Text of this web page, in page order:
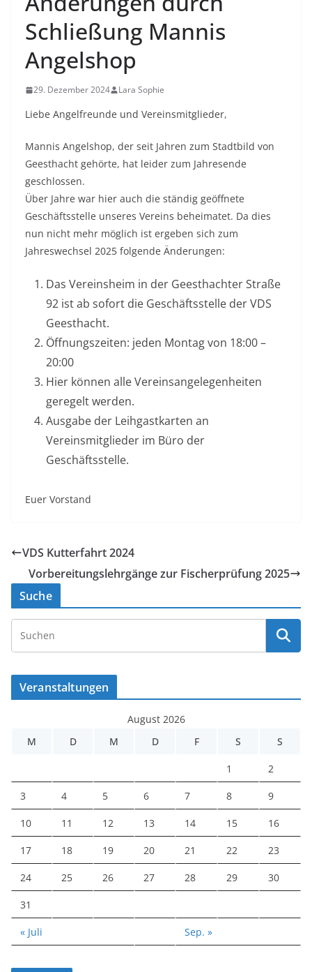
Schließung Mannis
Angelshop
29. Dezember 2024 Lara Sophie
Liebe Angelfreunde und Vereinsmitglieder,
Mannis Angelshop, der seit Jahren zum Stadtbild von
Geesthacht gehörte, hat leider zum Jahresende
geschlossen.
Über Jahre war hier auch die ständig geöffnete
Geschäftsstelle unseres Vereins beheimatet. Da dies
nun nicht mehr möglich ist ergeben sich zum
Jahreswechsel 2025 folgende Änderungen:
Das Vereinsheim in der Geesthachter Straße
92 ist ab sofort die Geschäftsstelle der VDS
Geesthacht.
Öffnungszeiten: jeden Montag von 18:00 –
20:00
Hier können alle Vereinsangelegenheiten
geregelt werden.
Ausgabe der Leihgastkarten an
Vereinsmitglieder im Büro der
Geschäftsstelle.
Euer Vorstand
VDS Kutterfahrt 2024
Vorbereitungslehrgänge zur Fischerprüfung 2025
Suche
Veranstaltungen
August 2026
M
D M D F S S
1 2
3 4 5 6 7 8 9
10 11 12 13 14 15 16
17 18 19 20 21 22 23
24 25 26 27 28 29 30
31
« Juli Sep. »